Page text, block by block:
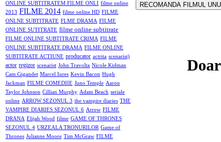
ONLINE SUBTITRATEM FILME ONLI filme online
2013 FILME 2014 filme online HD FILME
ONLNE SUBTITRATE FLME DRAMA FILME
ONLINE SUTITRATE filme online subtitrate
FILME ONLINE SUBTITRATE CRIMA FILME
ONLINE SUBTITRATE DRAMA FILME ONLINE
SUBTITRATE ACTIUNE producator actrita scenarist)
actor regizor scenarist John Travolta Nicole Kidman
Cam Gigandet Marcel Iures Kevin Bacon Hugh
Jackman FILME COMEDIIE Juno Temple Aaron
Taylor Johnson Cillian Murphy Adam Beach seriale
online ARROW SEZONUL 3 the vampire diaries THE
VAMPIRE DIARIES SEZONUL 6 Arrow FILME
DRANA Elijah Wood filme GAME OF THRONES
SEZONUL 4 URZEALA TRONURILOR Game of
Thrones Julianne Moore Tim McGraw FILME